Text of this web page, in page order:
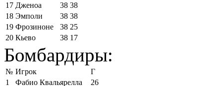
17 Дженоа 38 38
18 Эмполи 38 38
19 Фрозиноне 38 25
20 Кьево 38 17
Бомбардиры:
№ Игрок
Г
1
Фабио Квальярелла
26